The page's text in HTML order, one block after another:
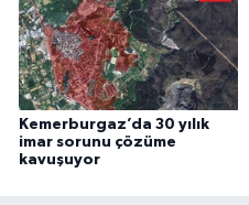
Kemerburgaz’da 30 yılık
imar sorunu çözüme
kavuşuyor